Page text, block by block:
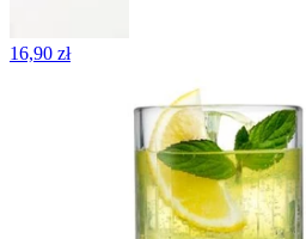
16,90 zł